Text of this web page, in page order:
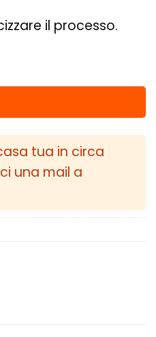
il processo.
tua in circa
una mail a